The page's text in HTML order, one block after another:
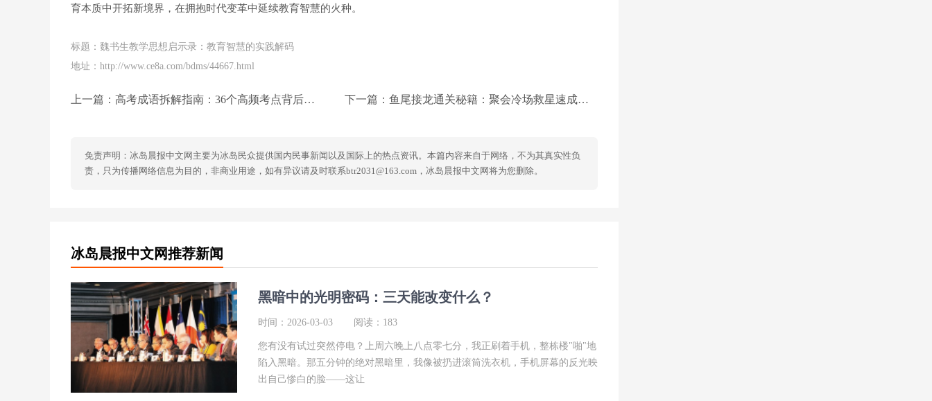
育本质中开拓新境界，在拥抱时代变革中延续教育智慧的火种。
标题：魏书生教学思想启示录：教育智慧的实践解码
地址：http://www.ce8a.com/bdms/44667.html
上一篇： 高考成语拆解指南：36个高频考点背后的思维密码 下一篇：鱼尾接龙通关秘籍：聚会冷场救星速成指南
免责声明：冰岛晨报中文网主要为冰岛民众提供国内民事新闻以及国际上的热点资讯。本篇内容来自于网络，不为其真实性负
责，只为传播网络信息为目的，非商业用途，如有异议请及时联系btr2031@163.com，冰岛晨报中文网将为您删除。
冰岛晨报中文网推荐新闻
黑暗中的光明密码：三天能改变什么？
时间：2026-03-03 阅读：183
您有没有试过突然停电？上周六晚上八点零七分，我正刷着手机，整栋楼"啪"地
陷入黑暗。那五分钟的绝对黑暗里，我像被扔进滚筒洗衣机，手机屏幕的反光映
出自己惨白的脸——这让